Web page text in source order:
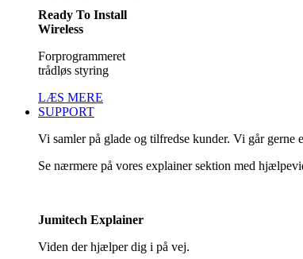
Ready To Install
Wireless
Forprogrammeret
trådløs styring
LÆS MERE
SUPPORT
Vi samler på glade og tilfredse kunder. Vi går
Se nærmere på vores explainer sektion med
Jumitech Explainer
Viden der hjælper dig i på vej.